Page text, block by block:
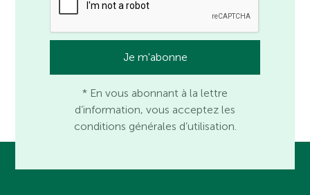
* En vous abonnant à la lettre
d’information, vous acceptez les
conditions générales d’utilisation.